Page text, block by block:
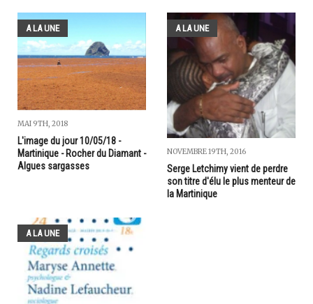
A LA UNE
MAI 9TH, 2018
L'image du jour 10/05/18 -
Martinique - Rocher du Diamant -
Algues sargasses
A LA UNE
NOVEMBRE 19TH, 2016
Serge Letchimy vient de perdre
son titre d'élu le plus menteur de
la Martinique
A LA UNE